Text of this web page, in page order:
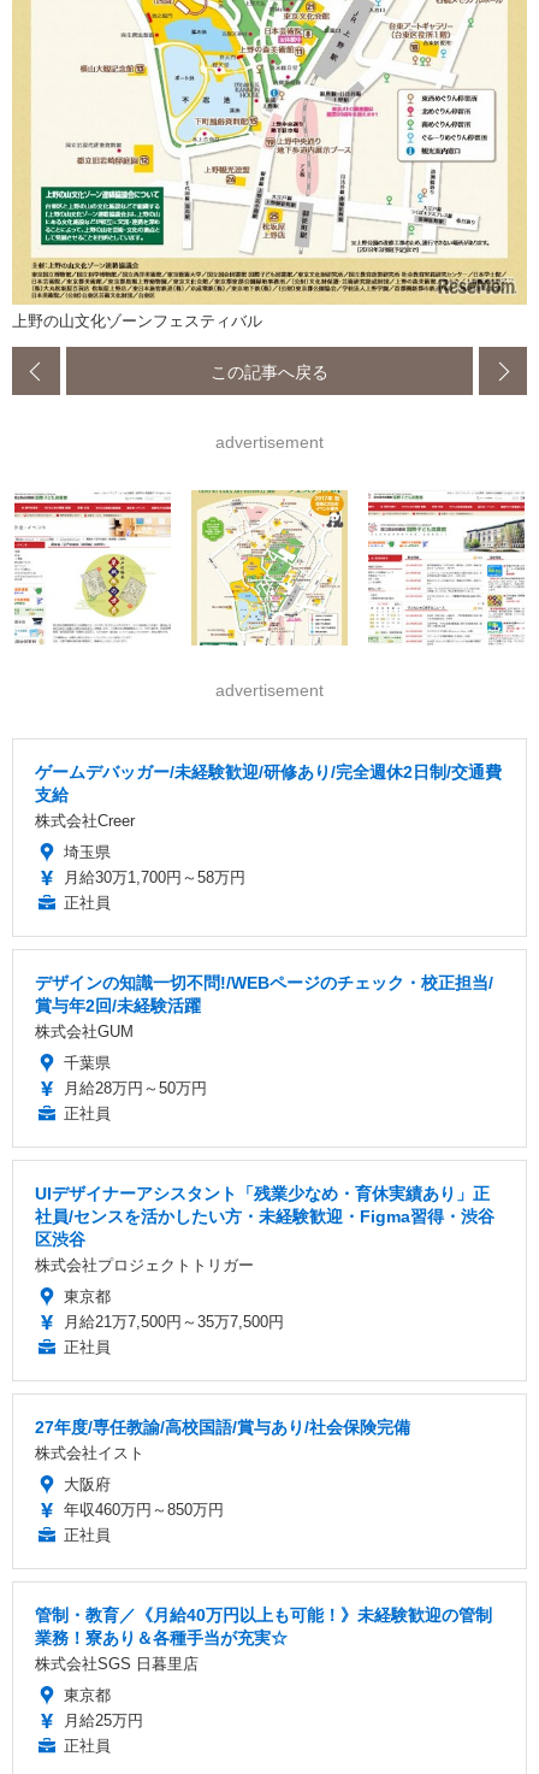
上野の山文化ゾーンフェスティバル
この記事へ戻る
advertisement
advertisement
ゲームデバッガー/未経験歓迎/研修あり/完全週休2日制/交通費
支給
株式会社Creer
埼玉県
月給30万1,700円～58万円
正社員
デザインの知識一切不問!/WEBページのチェック・校正担当/
賞与年2回/未経験活躍
株式会社GUM
千葉県
月給28万円～50万円
正社員
UIデザイナーアシスタント「残業少なめ・育休実績あり」正
社員/センスを活かしたい方・未経験歓迎・Figma習得・渋谷
区渋谷
株式会社プロジェクトトリガー
東京都
月給21万7,500円～35万7,500円
正社員
27年度/専任教諭/高校国語/賞与あり/社会保険完備
株式会社イスト
大阪府
年収460万円～850万円
正社員
管制・教育／《月給40万円以上も可能！》未経験歓迎の管制
業務！寮あり＆各種手当が充実☆
株式会社SGS 日暮里店
東京都
月給25万円
正社員